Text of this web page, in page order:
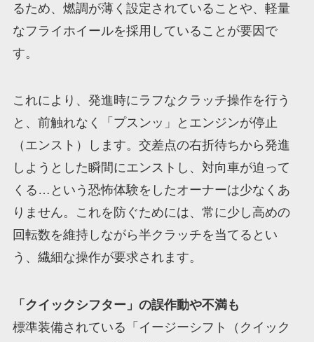
るため、燃調が薄く設定されていることや、軽量
なフライホイールを採用していることが要因で
す。
これにより、発進時にラフなクラッチ操作を行う
と、前触れなく「プスンッ」とエンジンが停止
（エンスト）します。交差点の右折待ちから発進
しようとした瞬間にエンストし、対向車が迫って
くる…という恐怖体験をしたオーナーは少なくあ
りません。これを防ぐためには、常に少し高めの
回転数を維持しながら半クラッチを当てるとい
う、繊細な操作が要求されます。
「クイックシフター」の誤作動や不満も
標準装備されている「イージーシフト（クイック